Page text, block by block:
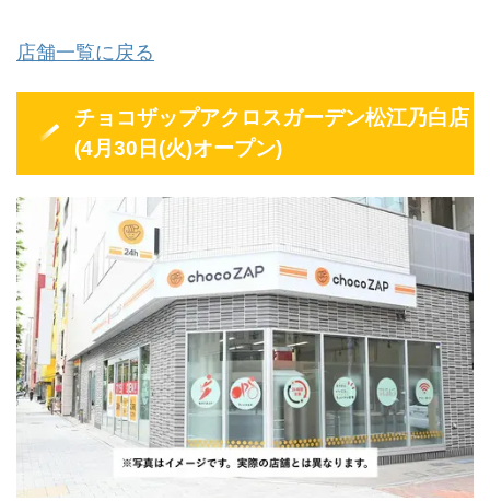
店舗一覧に戻る
チョコザップアクロスガーデン松江乃白店
(4月30日(火)オープン)